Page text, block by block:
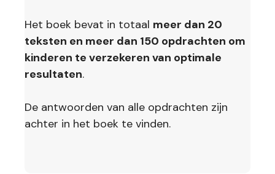
Het boek bevat in totaal meer dan 20
teksten en meer dan 150 opdrachten om
kinderen te verzekeren van optimale
resultaten.
De antwoorden van alle opdrachten zijn
achter in het boek te vinden.